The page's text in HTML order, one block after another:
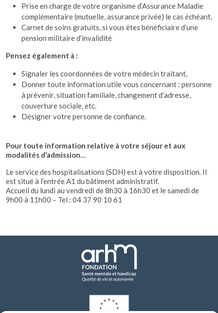
Prise en charge de votre organisme d’Assurance Maladie
complémentaire (mutuelle, assurance privée) le cas échéant,
Carnet de soins gratuits, si vous êtes bénéficiaire d’une
pension militaire d’invalidité
Pensez également à :
Signaler les coordonnées de votre médecin traitant,
Donner toute information utile vous concernant : personne
à prévenir, situation familiale, changement d’adresse,
couverture sociale, etc.
Désigner votre personne de confiance.
Pour toute information relative à votre séjour et aux
modalités d’admission…
Le service des hospitalisations (SDH) est à votre disposition. Il
est situé à l’entrée A1 du bâtiment administratif.
Accueil du lundi au vendredi de 8h30 à 16h30 et le samedi de
9h00 à 11h00 – Tel : 04 37 90 10 61